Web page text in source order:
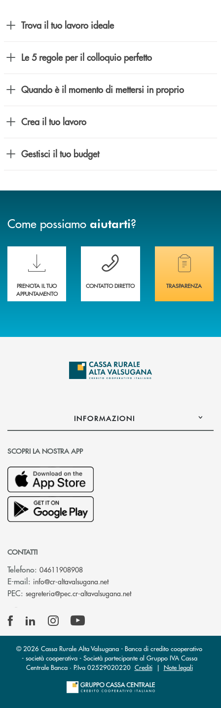
Trova il tuo lavoro ideale
Le 5 regole per il colloquio perfetto
Quando è il momento di mettersi in proprio
Crea il tuo lavoro
Gestisci il tuo budget
Come possiamo aiutarti?
Scopri le funzionalità della nuova PRENOTA BANCA
PRENOTA IL TUO
APPUNTAMENTO
Hai bisogno di assistenza immediata?
CONTATTO DIRETTO
Hai bisogno di
TRASPARENZA
INFORMAZIONI
SCOPRI LA NOSTRA APP
CONTATTI
Telefono: 04611908908
E-mail: info@cr-altavalsugana.net(si apre l’app di posta
PEC: segreteria@pec.cr-altavalsugana.net(si apre l’app di posta
© 2026 Cassa Rurale Alta Valsugana - Banca di credito cooperativo
- società cooperativa - Società partecipante al Gruppo IVA Cassa
Centrale Banca · P.Iva 02529020220 Crediti| Note legali